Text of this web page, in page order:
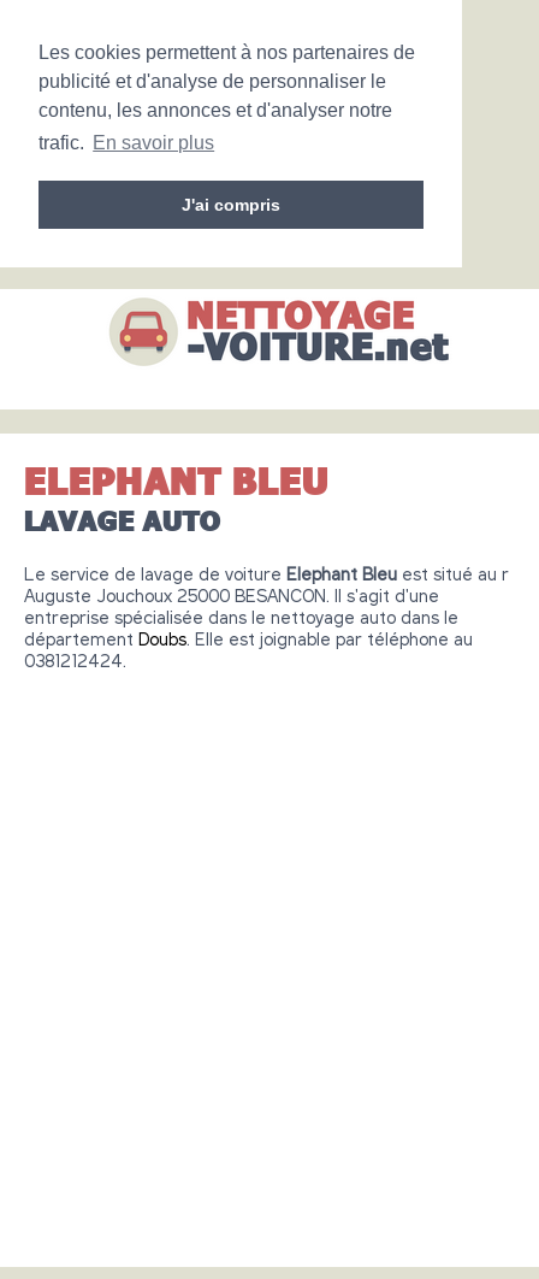
Les cookies permettent à nos partenaires de
publicité et d'analyse de personnaliser le
contenu, les annonces et d'analyser notre
trafic. En savoir plus
J'ai compris
ELEPHANT BLEU
LAVAGE AUTO
Le service de lavage de voiture Elephant Bleu est situé au r
Auguste Jouchoux 25000 BESANCON. Il s'agit d'une
entreprise spécialisée dans le nettoyage auto dans le
département Doubs. Elle est joignable par téléphone au
0381212424.